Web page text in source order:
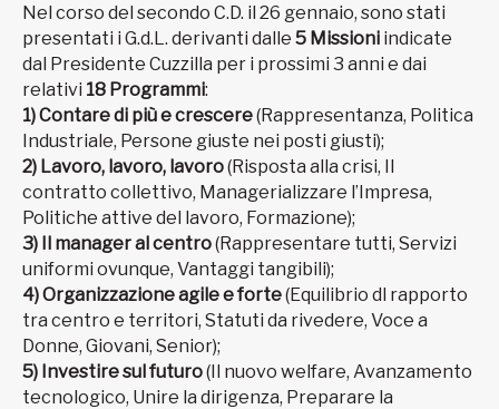
Nel corso del secondo C.D. il 26 gennaio, sono stati
presentati i G.d.L. derivanti dalle 5 Missioni indicate
dal Presidente Cuzzilla per i prossimi 3 anni e dai
relativi 18 Programmi:
1) Contare di più e crescere(Rappresentanza, Politica
Industriale, Persone giuste nei posti giusti);
2) Lavoro, lavoro, lavoro(Risposta alla crisi, Il
contratto collettivo, Managerializzare l’Impresa,
Politiche attive del lavoro, Formazione);
3) Il manager al centro(Rappresentare tutti, Servizi
uniformi ovunque, Vantaggi tangibili);
4) Organizzazione agile e forte(Equilibrio dl rapporto
tra centro e territori, Statuti da rivedere, Voce a
Donne, Giovani, Senior);
5) Investire sul futuro(Il nuovo welfare, Avanzamento
tecnologico, Unire la dirigenza, Preparare la